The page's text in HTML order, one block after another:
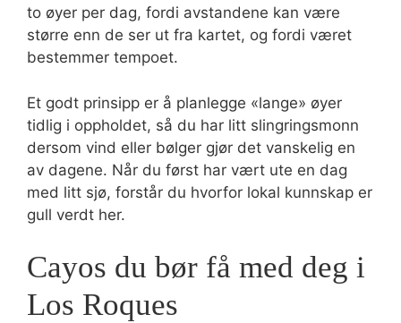
to øyer per dag, fordi avstandene kan være
større enn de ser ut fra kartet, og fordi været
bestemmer tempoet.
Et godt prinsipp er å planlegge «lange» øyer
tidlig i oppholdet, så du har litt slingringsmonn
dersom vind eller bølger gjør det vanskelig en
av dagene. Når du først har vært ute en dag
med litt sjø, forstår du hvorfor lokal kunnskap er
gull verdt her.
Cayos du bør få med deg i
Los Roques